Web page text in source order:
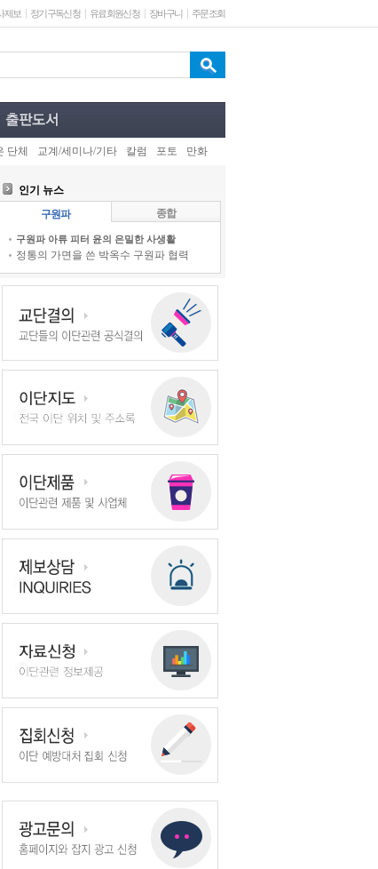
제보 정기구독신청 유료회원신청 장바구니 주문조회
단체 교계/세미나/기타 칼럼 포토 만화
인기 뉴스
구원파
종합
구원파 아류 피터 윤의 은밀한 사생활
정통의 가면을 쓴 박옥수 구원파 협력